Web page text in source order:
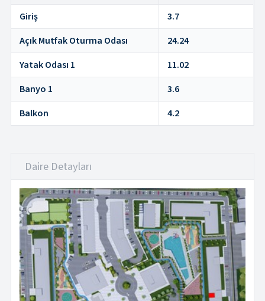
Giriş
3.7
Açık Mutfak Oturma Odası
24.24
Yatak Odası 1
11.02
Banyo 1
3.6
Balkon
4.2
Daire Detayları